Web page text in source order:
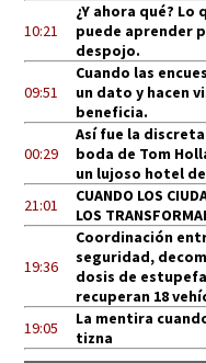
10:21
¿Y ahora qué? Lo
puede aprender
despojo.
09:51
Cuando las
un dato y hacen
beneficia.
00:29
Así fue la
boda de Tom
un lujoso hotel
21:01
CUANDO LOS
LOS
19:36
Coordinación
seguridad,
dosis de
recuperan 18
19:05
La mentira
tizna